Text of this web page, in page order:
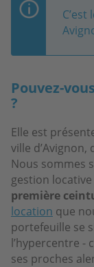
Pouvez-
?
Elle est
ville
Nous sommes
gestion locative
première
location que
portefeuille se
l’hypercentre -
ses proches